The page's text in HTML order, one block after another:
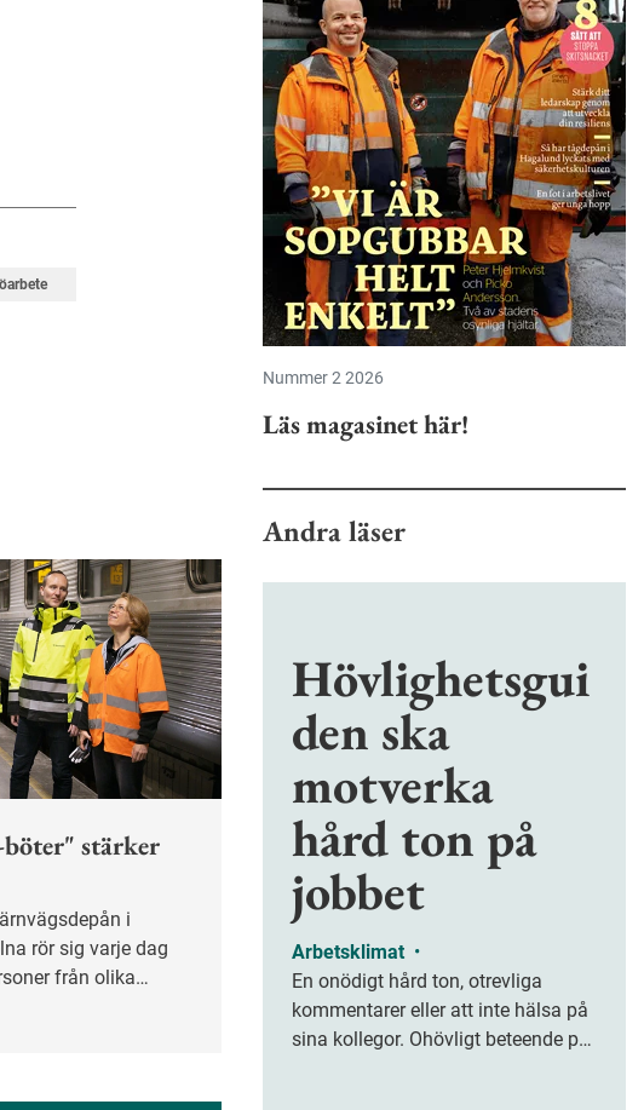
stärker
rör sig varje dag
från olika
Nummer 2 2026
Läs magasinet här!
Andra läser
Hövlighetsgui
den ska
motverka
hård ton på
jobbet
Arbetsklimat •
En onödigt hård ton, otrevliga
kommentarer eller att inte hälsa på
sina kollegor. Ohövligt beteende på